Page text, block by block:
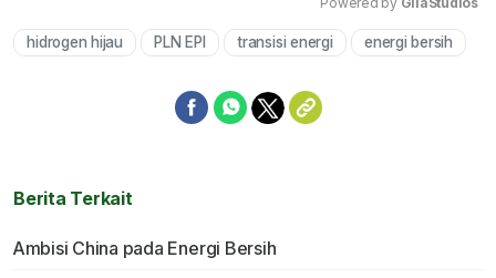
Mute
hidrogen hijau PLN EPI transisi energi energi bersih
Berita Terkait
Ambisi China pada Energi Bersih